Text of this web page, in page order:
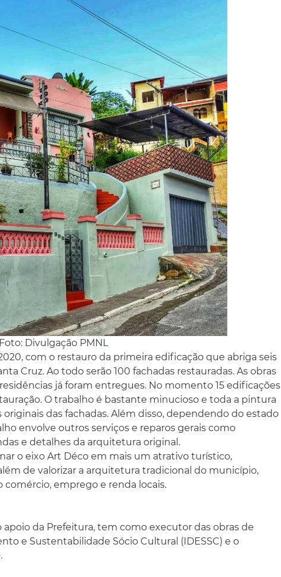
Foto: Divulgação PMNL
com o restauro da primeira edificação que abriga seis
Cruz. Ao todo serão 100 fachadas restauradas. As obras
já foram entregues. No momento 15 edificações
O trabalho é bastante minucioso e toda a pintura
das fachadas. Além disso, dependendo do estado
envolve outros serviços e reparos gerais como
e detalhes da arquitetura original.
o eixo Art Déco em mais um atrativo turístico,
de valorizar a arquitetura tradicional do município,
emprego e renda locais.
apoio da Prefeitura, tem como executor das obras de
e Sustentabilidade Sócio Cultural (IDESSC) e o